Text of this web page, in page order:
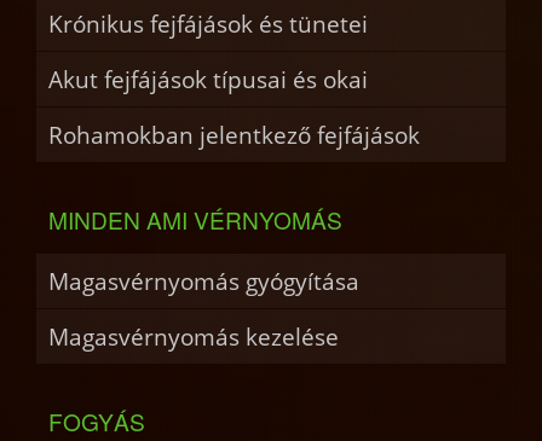
Krónikus fejfájások és tünetei
Akut fejfájások típusai és okai
Rohamokban jelentkező fejfájások
MINDEN AMI VÉRNYOMÁS
Magasvérnyomás gyógyítása
Magasvérnyomás kezelése
FOGYÁS